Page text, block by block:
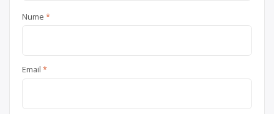
Nume *
Email *